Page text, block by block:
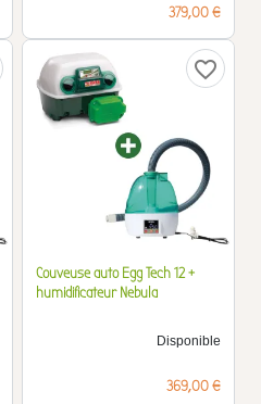
Prix
379,00 €
favorite_border
Couveuse auto Egg Tech 12 +
humidificateur Nebula
Disponible
Prix
369,00 €